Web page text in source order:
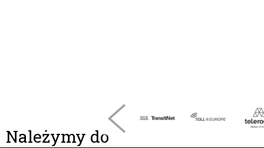
Należymy do